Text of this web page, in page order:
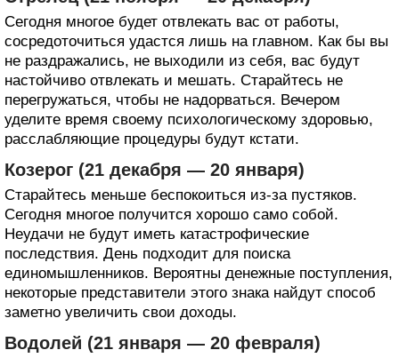
Сегодня многое будет отвлекать вас от работы,
сосредоточиться удастся лишь на главном. Как бы вы
не раздражались, не выходили из себя, вас будут
настойчиво отвлекать и мешать. Старайтесь не
перегружаться, чтобы не надорваться. Вечером
уделите время своему психологическому здоровью,
расслабляющие процедуры будут кстати.
Козерог (21 декабря — 20 января)
Старайтесь меньше беспокоиться из-за пустяков.
Сегодня многое получится хорошо само собой.
Неудачи не будут иметь катастрофические
последствия. День подходит для поиска
единомышленников. Вероятны денежные поступления,
некоторые представители этого знака найдут способ
заметно увеличить свои доходы.
Водолей (21 января — 20 февраля)